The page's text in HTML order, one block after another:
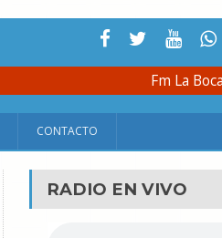
Fm La
CONTACTO
RADIO EN VIVO